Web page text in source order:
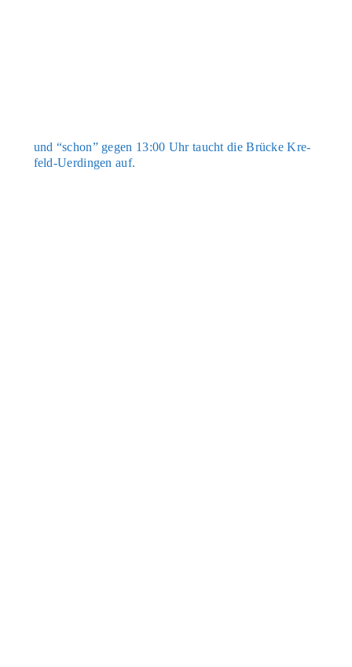
und “schon” gegen 13:00 Uhr taucht die Brü­cke Kre­
feld-Uer­din­gen auf.